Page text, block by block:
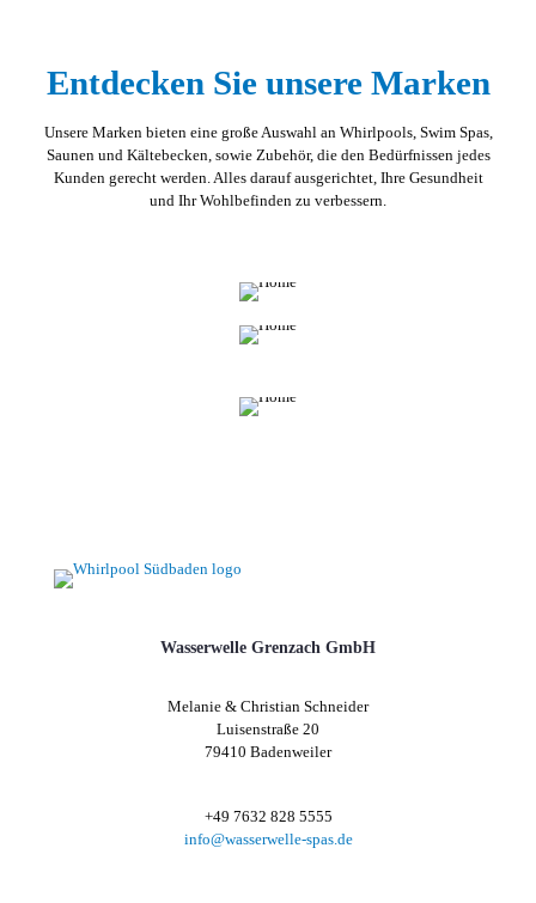
Entdecken Sie unsere Marken
Unsere Marken bieten eine große Auswahl an Whirlpools, Swim Spas,
Saunen und Kältebecken, sowie Zubehör, die den Bedürfnissen jedes
Kunden gerecht werden. Alles darauf ausgerichtet, Ihre Gesundheit
und Ihr Wohlbefinden zu verbessern.
Wasserwelle Grenzach GmbH
Melanie & Christian Schneider
Luisenstraße 20
79410 Badenweiler
+49 7632 828 5555
info@wasserwelle-spas.de